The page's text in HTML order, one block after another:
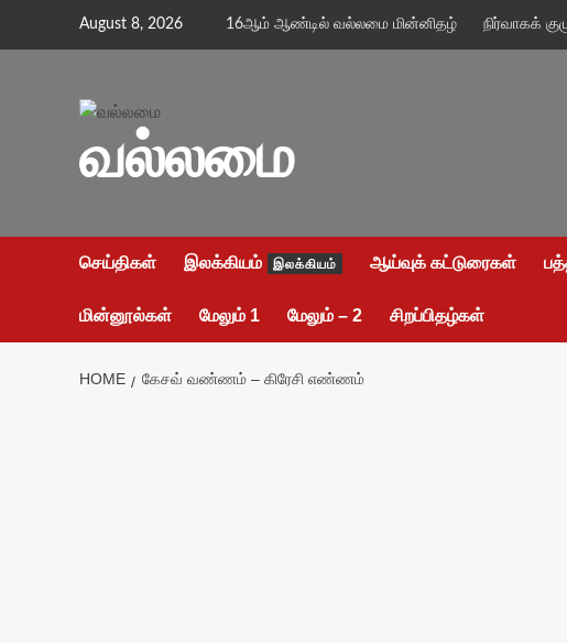
August 8, 2026 16ஆம் ஆண்டில் வல்லமை மின்னிதழ் நிர்வாகக்
வல்லமை
செய்திகள் இலக்கியம் இலக்கியம் ஆய்வுக் கட்டுரைகள்
மின்னூல்கள் மேலும் 1 மேலும் – 2 சிறப்பிதழ்கள்
HOME கேசவ் வண்ணம் – கிரேசி எண்ணம்